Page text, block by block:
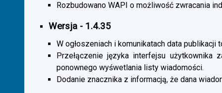
Rozbudowano WAPI o możliwość zwracania
Wersja - 1.4.35
W ogłoszeniach i komunikatach data
Przełączenie języka interfejsu użytkownika
ponownego wyśwetlania listy wiadomości.
Dodanie znacznika z informacją, że dana